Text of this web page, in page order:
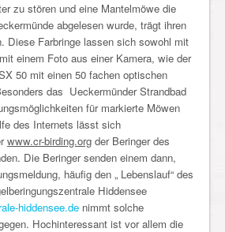
zu stören und eine Mantelmöwe die
abgelesen wurde, trägt ihren
Diese Farbringe lassen sich sowohl mit
einem Foto aus einer Kamera, wie der
50 mit einen 50 fachen optischen
das Ueckermünder Strandbad
für markierte Möwen
des Internets lässt sich
www.cr-birding.org der Beringer des
Die Beringer senden einem dann,
häufig den „ Lebenslauf“ des
Hiddensee
hiddensee.de nimmt solche
Hochinteressant ist vor allem die